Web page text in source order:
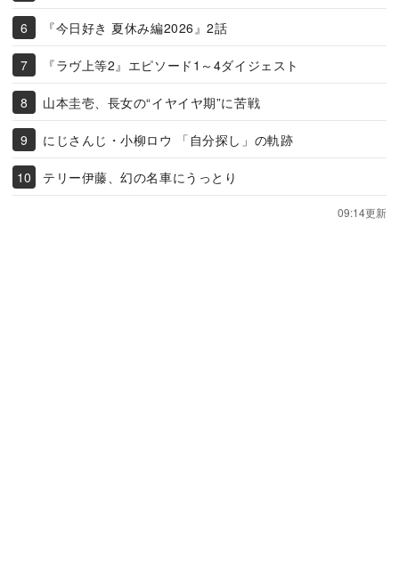
『今日好き 夏休み編2026』2話
『ラヴ上等2』エピソード1～4ダイジェスト
山本圭壱、長女の“イヤイヤ期”に苦戦
にじさんじ・小柳ロウ 「自分探し」の軌跡
テリー伊藤、幻の名車にうっとり
09:14更新